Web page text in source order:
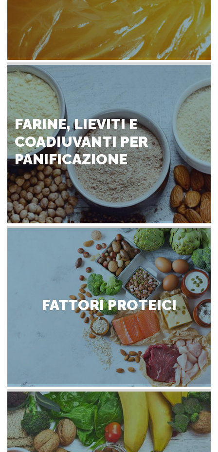
FARINE, LIEVITI E
COADIUVANTI PER
PANIFICAZIONE
FATTORI PROTEICI